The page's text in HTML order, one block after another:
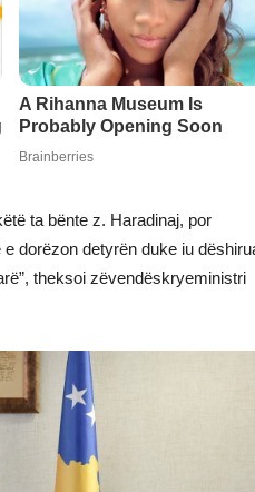
ta bënte z. Haradinaj, por
dorëzon detyrën duke iu
theksoi zëvendëskryeministri